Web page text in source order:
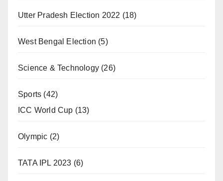
Utter Pradesh Election 2022 (18)
West Bengal Election (5)
Science & Technology (26)
Sports (42)
ICC World Cup (13)
Olympic (2)
TATA IPL 2023 (6)